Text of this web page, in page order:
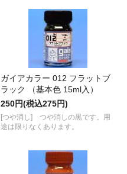
ガイアカラー 012 フラットブ
ラック （基本色 15ml入）
250円(税込275円)
[つや消し] つや消しの黒です。用
途は限りなくあります。